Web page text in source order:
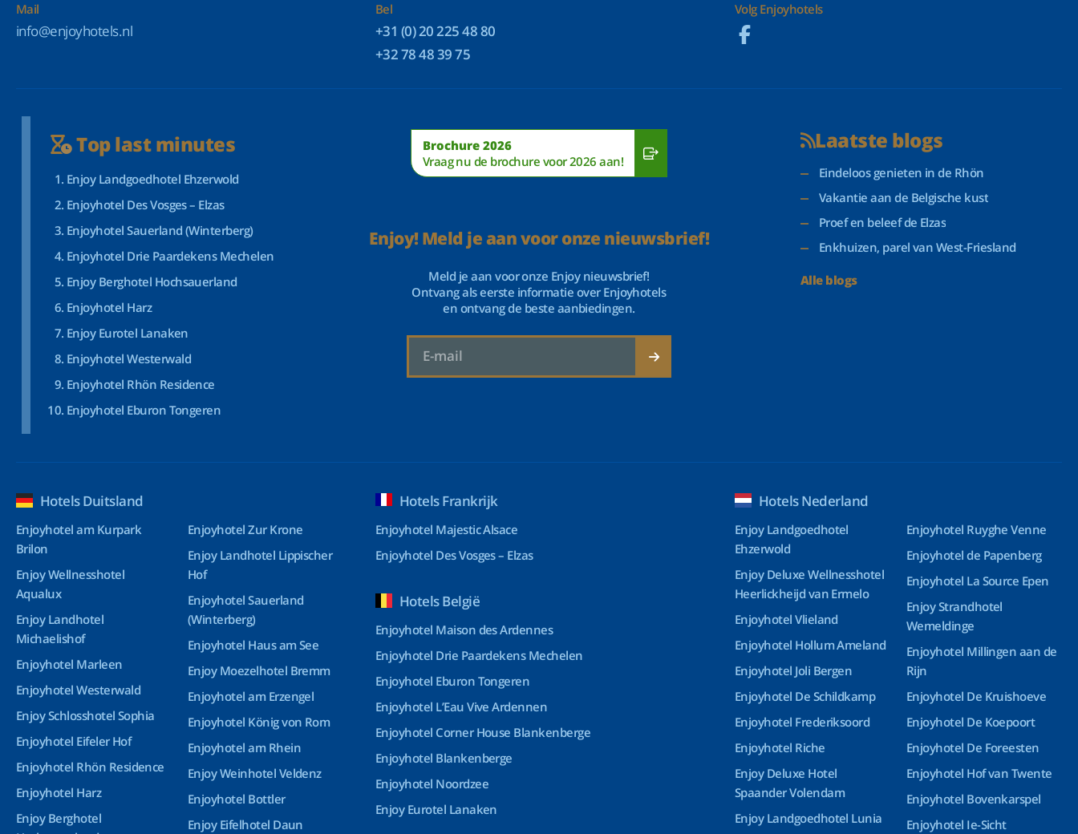
Mail
info@enjoyhotels.nl
Bel
+31 (0) 20 225 48 80
+32 78 48 39 75
Volg Enjoyhotels
Top last minutes
Enjoy Landgoedhotel Ehzerwold
Enjoyhotel Des Vosges – Elzas
Enjoyhotel Sauerland (Winterberg)
Enjoyhotel Drie Paardekens Mechelen
Enjoy Berghotel Hochsauerland
Enjoyhotel Harz
Enjoy Eurotel Lanaken
Enjoyhotel Westerwald
Enjoyhotel Rhön Residence
Enjoyhotel Eburon Tongeren
Brochure 2026
Vraag nu de brochure voor 2026 aan!
Enjoy! Meld je aan voor onze nieuwsbrief!
Meld je aan voor onze Enjoy nieuwsbrief!
Ontvang als eerste informatie over Enjoyhotels
en ontvang de beste aanbiedingen.
Laatste blogs
Eindeloos genieten in de Rhön
Vakantie aan de Belgische kust
Proef en beleef de Elzas
Enkhuizen, parel van West-Friesland
Alle blogs
Hotels Duitsland
Enjoyhotel am Kurpark
Brilon
Enjoy Wellnesshotel
Aqualux
Enjoy Landhotel
Michaelishof
Enjoyhotel Marleen
Enjoyhotel Westerwald
Enjoy Schlosshotel Sophia
Enjoyhotel Eifeler Hof
Enjoyhotel Rhön Residence
Enjoyhotel Harz
Enjoy Berghotel
Enjoyhotel Zur Krone
Enjoy Landhotel Lippischer
Hof
Enjoyhotel Sauerland
(Winterberg)
Enjoyhotel Haus am See
Enjoy Moezelhotel Bremm
Enjoyhotel am Erzengel
Enjoyhotel König von Rom
Enjoyhotel am Rhein
Enjoy Weinhotel Veldenz
Enjoyhotel Bottler
Enjoy Eifelhotel Daun
Hotels Frankrijk
Enjoyhotel Majestic Alsace
Enjoyhotel Des Vosges – Elzas
Hotels België
Enjoyhotel Maison des Ardennes
Enjoyhotel Drie Paardekens Mechelen
Enjoyhotel Eburon Tongeren
Enjoyhotel L’Eau Vive Ardennen
Enjoyhotel Corner House Blankenberge
Enjoyhotel Blankenberge
Enjoyhotel Noordzee
Enjoy Eurotel Lanaken
Hotels Nederland
Enjoy Landgoedhotel
Ehzerwold
Enjoy Deluxe Wellnesshotel
Heerlickheijd van Ermelo
Enjoyhotel Vlieland
Enjoyhotel Hollum Ameland
Enjoyhotel Joli Bergen
Enjoyhotel De Schildkamp
Enjoyhotel Frederiksoord
Enjoyhotel Riche
Enjoy Deluxe Hotel
Spaander Volendam
Enjoy Landgoedhotel Lunia
Enjoyhotel Ruyghe Venne
Enjoyhotel de Papenberg
Enjoyhotel La Source Epen
Enjoy Strandhotel
Wemeldinge
Enjoyhotel Millingen aan de
Rijn
Enjoyhotel De Kruishoeve
Enjoyhotel De Koepoort
Enjoyhotel De Foreesten
Enjoyhotel Hof van Twente
Enjoyhotel Bovenkarspel
Enjoyhotel Ie-Sicht